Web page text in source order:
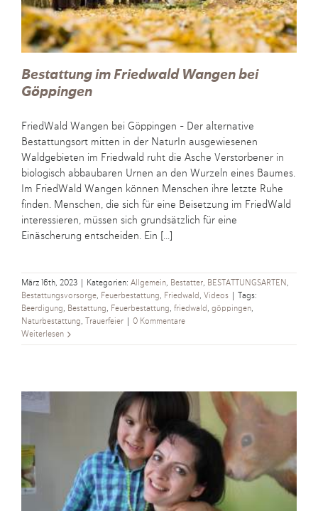
Bestattung im Friedwald Wangen bei
Göppingen
FriedWald Wangen bei Göppingen - Der alternative
Bestattungsort mitten in der NaturIn ausgewiesenen
Waldgebieten im Friedwald ruht die Asche Verstorbener in
biologisch abbaubaren Urnen an den Wurzeln eines Baumes.
Im FriedWald Wangen können Menschen ihre letzte Ruhe
finden. Menschen, die sich für eine Beisetzung im FriedWald
interessieren, müssen sich grundsätzlich für eine
Einäscherung entscheiden. Ein [...]
März 16th, 2023 Kategorien: Allgemein, Bestatter, BESTATTUNGSARTEN ,
Bestattungsvorsorge, Feuerbestattung, Friedwald , Videos
Tags:
Beerdigung, Bestattung, Feuerbestattung, friedwald , göppingen,
Naturbestattung, Trauerfeier
0 Kommentare
Weiterlesen